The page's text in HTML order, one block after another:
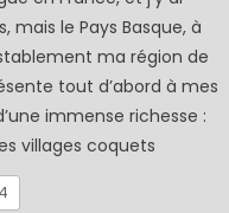
le Pays Basque, à
ma région de
tout d’abord à mes
immense richesse :
villages coquets